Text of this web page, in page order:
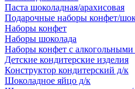
Паста шоколадная/арахисовая
Подарочные наборы конфет/
Наборы конфет
Наборы шоколада
Наборы конфет с
Детские кондитерские изделия
Конструктор кондитерский д/к
Шоколадное яйцо д/к